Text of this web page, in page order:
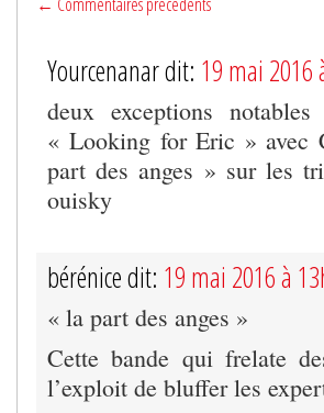
Yourcenanar dit: 19 mai 2016
deux exceptions
« Looking for Eric » avec
part des anges » sur les
ouisky
bérénice dit: 19 mai 2016 à
« la part des anges »
Cette bande qui frelate
l’exploit de bluffer les